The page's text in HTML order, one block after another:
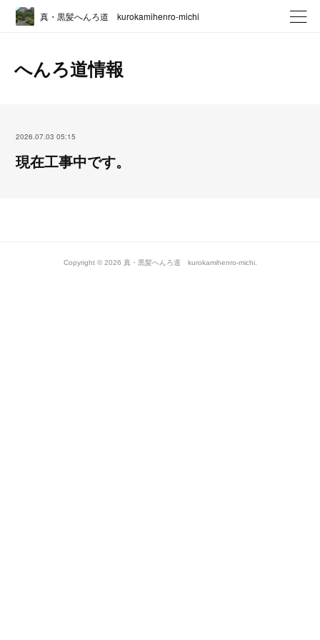
真・黒髪へんろ道 kurokamihenro-michi
へんろ道情報
2026.07.03 05:15
現在工事中です。
Copyright © 2026 真・黒髪へんろ道 kurokamihenro-michi.